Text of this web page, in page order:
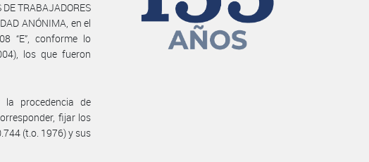
TRABAJADORES
ANÓNIMA, en el
“E”, conforme lo
los que fueron
la procedencia de
fijar los
(t.o. 1976) y sus